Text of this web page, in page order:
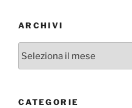
ARCHIVI
CATEGORIE